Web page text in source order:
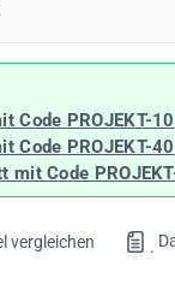
Code PROJEKT-10
Code PROJEKT-40
mit Code
vergleichen .